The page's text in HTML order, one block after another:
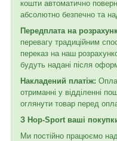
кошти автоматично
абсолютно безпечно та
Передплата на
перевагу традиційним
переказ на наш
будуть надані після
Накладений платіж:
отриманні у відділенні
оглянути товар перед
З Hop-Sport ваші
Ми постійно працюємо